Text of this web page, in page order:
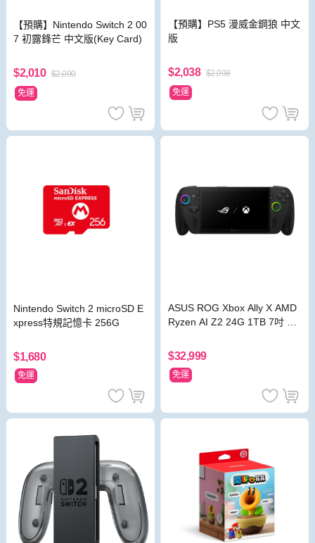
【預購】Nintendo Switch 2 00
7 初露鋒芒 中文版(Key Card)
$2,010 $2,090
免運
【預購】PS5 漫威金鋼狼 中文
版
$2,038 $2,098
免運
Nintendo Switch 2 microSD E
xpress特規記憶卡 256G
$1,680
免運
ASUS ROG Xbox Ally X AMD
Ryzen AI Z2 24G 1TB 7吋 FH
$32,999
免運